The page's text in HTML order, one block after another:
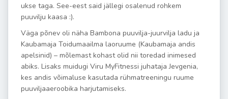
ukse taga. See-eest said jällegi osalenud rohkem
puuvilju kaasa :).
Väga põnev oli näha Bambona puuvilja-juurvilja ladu ja
Kaubamaja Toidumaailma laoruume (Kaubamaja andis
apelsinid) – mõlemast kohast olid nii toredad inimesed
abiks. Lisaks muidugi Viru MyFitnessi juhataja Jevgenia,
kes andis võimaluse kasutada rühmatreeningu ruume
puuviljaaeroobika harjutamiseks.